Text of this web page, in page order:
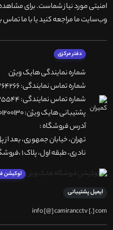
امنیتی مورد نیاز شماست. برای
وب‌سایت ما مراجعه کنید یا با ما تماس
دفتر مرکزی
شماره نمایندگی هایک ویژن
شماره تماس نمایندگی: 66764266-66764236-66764257
شماره تماس نمایندگی: 66735544-66739116-66739127
پشتیبانی هایک ویژن: 09901200130
آدرس فروشگاه :
تهران، خيابان جمهوری، بعد
نادری، طبقه اول، پلاک 1 ،فروشگاه کمیران
لوکیشن
ایمیل پشتیبانی
info [@] camirancctv [.] com